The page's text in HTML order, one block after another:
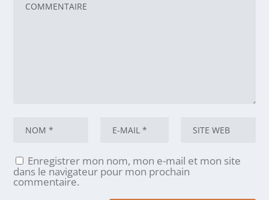
Enregistrer mon nom, mon e-mail et mon site
dans le navigateur pour mon prochain
commentaire.